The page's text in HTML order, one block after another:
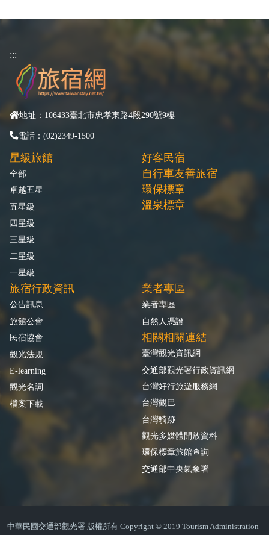
:::
地址：106433臺北市忠孝東路4段290號9樓
電話：(02)2349-1500
星級旅館
全部
卓越五星
五星級
四星級
三星級
二星級
一星級
好客民宿
自行車友善旅宿
環保標章
溫泉標章
旅宿行政資訊
公告訊息
旅館公會
民宿協會
觀光法規
E-learning
觀光名詞
檔案下載
業者專區
業者專區
自然人憑證
相關相關連結
臺灣觀光資訊網
交通部觀光署行政資訊網
台灣好行旅遊服務網
台灣觀巴
台灣騎跡
觀光多媒體開放資料
環保標章旅館查詢
交通部中央氣象署
中華民國交通部觀光署 版權所有 Copyright © 2019 Tourism Administration